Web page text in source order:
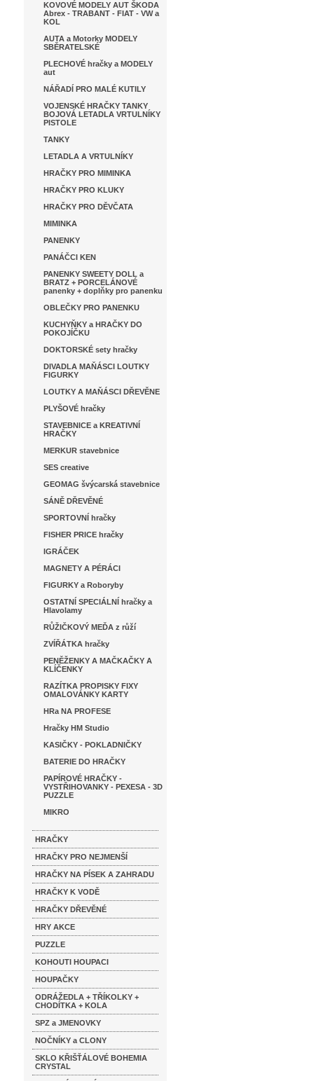
KOVOVÉ MODELY AUT ŠKODA
Abrex - TRABANT - FIAT - VW a
KOL
AUTA a Motorky MODELY
SBĚRATELSKÉ
PLECHOVÉ hračky a MODELY
aut
NÁŘADÍ PRO MALÉ KUTILY
VOJENSKÉ HRAČKY TANKY
BOJOVÁ LETADLA VRTULNÍKY
PISTOLE
TANKY
LETADLA A VRTULNÍKY
HRAČKY PRO MIMINKA
HRAČKY PRO KLUKY
HRAČKY PRO DĚVČATA
MIMINKA
PANENKY
PANÁČCI KEN
PANENKY SWEETY DOLL a
BRATZ + PORCELÁNOVÉ
panenky + doplňky pro panenku
OBLEČKY PRO PANENKU
KUCHYŇKY a HRAČKY DO
POKOJÍČKU
DOKTORSKÉ sety hračky
DIVADLA MAŇÁSCI LOUTKY
FIGURKY
LOUTKY A MAŇÁSCI DŘEVĚNE
PLYŠOVÉ hračky
STAVEBNICE a KREATIVNÍ
HRAČKY
MERKUR stavebnice
SES creative
GEOMAG švýcarská stavebnice
SÁNĚ DŘEVĚNÉ
SPORTOVNÍ hračky
FISHER PRICE hračky
IGRÁČEK
MAGNETY A PÉRÁCI
FIGURKY a Roboryby
OSTATNÍ SPECIÁLNÍ hračky a
Hlavolamy
RŮŽIČKOVÝ MEĎA z růží
ZVÍŘÁTKA hračky
PENĚŽENKY A MAČKAČKY A
KLÍČENKY
RAZÍTKA PROPISKY FIXY
OMALOVÁNKY KARTY
HRa NA PROFESE
Hračky HM Studio
KASIČKY - POKLADNIČKY
BATERIE DO HRAČKY
PAPÍROVÉ HRAČKY -
VYSTŘIHOVANKY - PEXESA - 3D
PUZZLE
MIKRO
HRAČKY
HRAČKY PRO NEJMENŠÍ
HRAČKY NA PÍSEK A ZAHRADU
HRAČKY K VODĚ
HRAČKY DŘEVĚNÉ
HRY AKCE
PUZZLE
KOHOUTI HOUPACI
HOUPAČKY
ODRÁŽEDLA + TŘÍKOLKY +
CHODÍTKA + KOLA
SPZ a JMENOVKY
NOČNÍKY a CLONY
SKLO KŘIŠŤÁLOVÉ BOHEMIA
CRYSTAL